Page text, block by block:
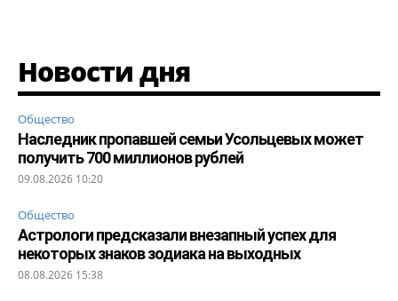
Новости дня
Общество
Наследник пропавшей семьи Усольцевых может
получить 700 миллионов рублей
09.08.2026 10:20
Общество
Астрологи предсказали внезапный успех для
некоторых знаков зодиака на выходных
08.08.2026 15:38